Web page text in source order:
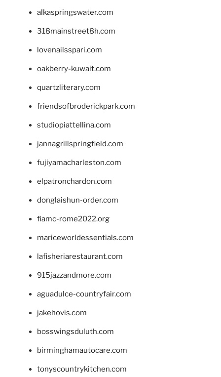
alkaspringswater.com
318mainstreet8h.com
lovenailsspari.com
oakberry-kuwait.com
quartzliterary.com
friendsofbroderickpark.com
studiopiattellina.com
jannagrillspringfield.com
fujiyamacharleston.com
elpatronchardon.com
donglaishun-order.com
fiamc-rome2022.org
mariceworldessentials.com
lafisheriarestaurant.com
915jazzandmore.com
aguadulce-countryfair.com
jakehovis.com
bosswingsduluth.com
birminghamautocare.com
tonyscountrykitchen.com